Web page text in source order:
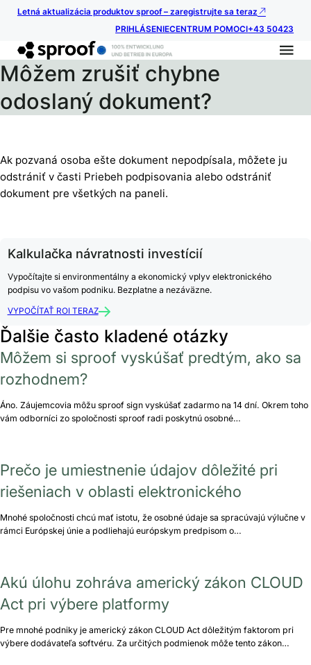
Letná aktualizácia produktov sproof – zaregistrujte sa teraz
PRIHLÁSENIECENTRUM POMOCI+43 50423
Môžem zrušiť chybne
odoslaný dokument?
Ak pozvaná osoba ešte dokument nepodpísala, môžete ju
odstrániť v časti Priebeh podpisovania alebo odstrániť
dokument pre všetkých na paneli.
Kalkulačka návratnosti investícií
Vypočítajte si environmentálny a ekonomický vplyv elektronického
podpisu vo vašom podniku. Bezplatne a nezáväzne.
VYPOČÍTAŤ ROI TERAZ
Ďalšie často kladené otázky
Môžem si sproof vyskúšať predtým, ako sa
rozhodnem?
Áno. Záujemcovia môžu sproof sign vyskúšať zadarmo na 14 dní. Okrem toho
vám odborníci zo spoločnosti sproof radi poskytnú osobné…
Prečo je umiestnenie údajov dôležité pri
riešeniach v oblasti elektronického
Mnohé spoločnosti chcú mať istotu, že osobné údaje sa spracúvajú výlučne v
rámci Európskej únie a podliehajú európskym predpisom o…
Akú úlohu zohráva americký zákon CLOUD
Act pri výbere platformy
Pre mnohé podniky je americký zákon CLOUD Act dôležitým faktorom pri
výbere dodávateľa softvéru. Za určitých podmienok môže tento zákon…